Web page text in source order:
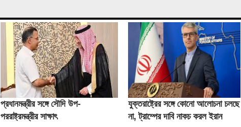
প্রধানমন্ত্রীর সঙ্গে সৌদি উপ-
পররাষ্ট্রমন্ত্রীর সাক্ষাৎ
যুক্তরাষ্ট্রের সঙ্গে কোনো আলোচনা চলছে
না, ট্রাম্পের দাবি নাকচ করল ইরান